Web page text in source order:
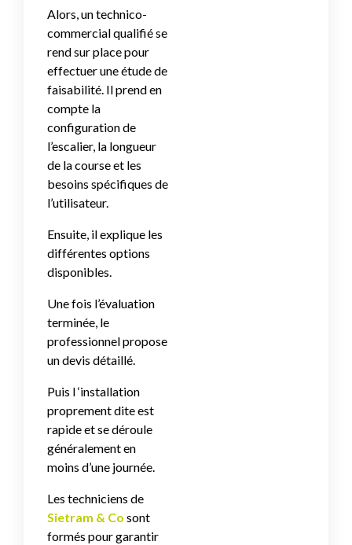
Alors, un technico-
commercial qualifié se
rend sur place pour
effectuer une étude de
faisabilité. Il prend en
compte la
configuration de
l’escalier, la longueur
de la course et les
besoins spécifiques de
l’utilisateur.
Ensuite, il explique les
différentes options
disponibles.
Une fois l’évaluation
terminée, le
professionnel propose
un devis détaillé.
Puis l ‘installation
proprement dite est
rapide et se déroule
généralement en
moins d’une journée.
Les techniciens de
Sietram & Co sont
formés pour garantir